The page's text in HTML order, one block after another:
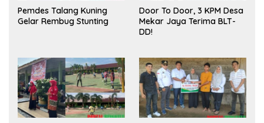
Pemdes Talang Kuning
Gelar Rembug Stunting
Door To Door, 3 KPM Desa
Mekar Jaya Terima BLT-
DD!